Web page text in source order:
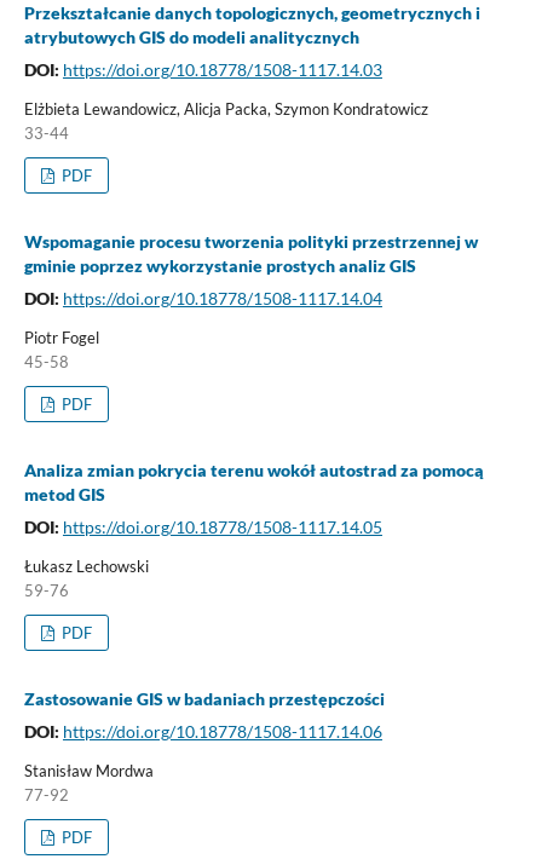
Przekształcanie danych topologicznych, geometrycznych i
atrybutowych GIS do modeli analitycznych
DOI: https://doi.org/10.18778/1508-1117.14.03
Elżbieta Lewandowicz, Alicja Packa, Szymon Kondratowicz
33-44
PDF
Wspomaganie procesu tworzenia polityki przestrzennej w
gminie poprzez wykorzystanie prostych analiz GIS
DOI: https://doi.org/10.18778/1508-1117.14.04
Piotr Fogel
45-58
PDF
Analiza zmian pokrycia terenu wokół autostrad za pomocą
metod GIS
DOI: https://doi.org/10.18778/1508-1117.14.05
Łukasz Lechowski
59-76
PDF
Zastosowanie GIS w badaniach przestępczości
DOI: https://doi.org/10.18778/1508-1117.14.06
Stanisław Mordwa
77-92
PDF